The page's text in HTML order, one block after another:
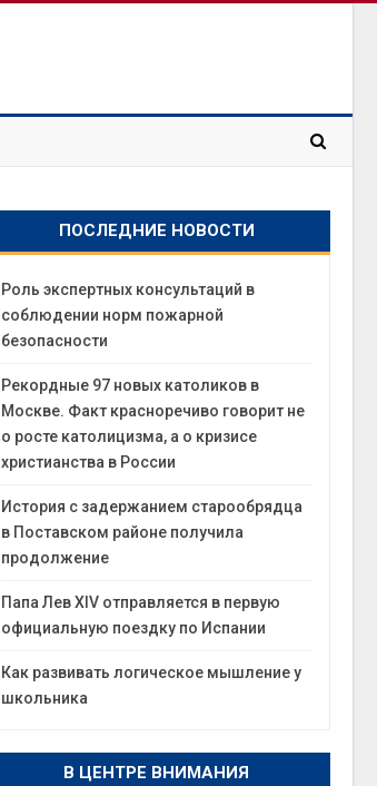
ПОСЛЕДНИЕ НОВОСТИ
Роль экспертных консультаций в
соблюдении норм пожарной
безопасности
Рекордные 97 новых католиков в
Москве. Факт красноречиво говорит не
о росте католицизма, а о кризисе
христианства в России
История с задержанием старообрядца
в Поставском районе получила
продолжение
Папа Лев XIV отправляется в первую
официальную поездку по Испании
Как развивать логическое мышление у
школьника
В ЦЕНТРЕ ВНИМАНИЯ